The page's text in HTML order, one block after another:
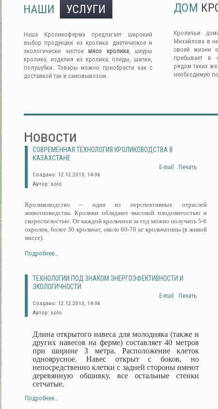
НАШИ УСЛУГИ
Наша Кроликоферма предлагает широкий
выбор продукции из кролика: диетическое и
экологически чистое мясо кролика, шкуры
кролика, изделия из кролика, пледы, шапки,
полушубки. Товары можно приобрести как с
доставкой так и самовывозом.
ДОМ
Кроличьи
Михайлова в
своей жизни
пребывает в
рядом таких
необходимую
Новости
СОВРЕМЕННАЯ ТЕХНОЛОГИЯ КРОЛИКОВОДСТВА В
КАЗАХСТАНЕ
Печать
E-mail
Создано: 12.12.2013, 14:06
Автор: solo
Кролиководство – одна из перспективных отраслей
животноводства. Кролики обладают высокой плодовитостью и
скороспелостью. От каждой крольчихи за год можно получить 5-6
окролов, более 30 крольчат, около 60-70 кг крольчатины (в живой
массе).
Подробнее...
ТЕХНОЛОГИИ ПОД ЗНАКОМ ЭНЕРГОЭФЕКТИВНОСТИ И
ЭКОЛОГИЧНОСТИ
Печать
E-mail
Создано: 12.12.2013, 14:06
Автор: solo
Длина открытого навеса для молодняка (также и
других навесов на ферме) составляет 40 метров
при ширине 3 метра. Расположение клеток
одноярусное. Навес открыт с боков, но
непосредственно клетки с задней стороны имеют
деревянную обшивку, все остальные стенки
сетчатые.
Подробнее...